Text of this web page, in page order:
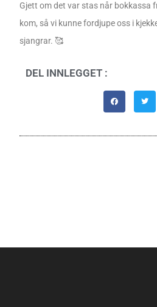
Gjett om det var stas når bokkassa
kom, så vi kunne fordjupe oss i
sjangrar. 🥰
DEL INNLEGGET :